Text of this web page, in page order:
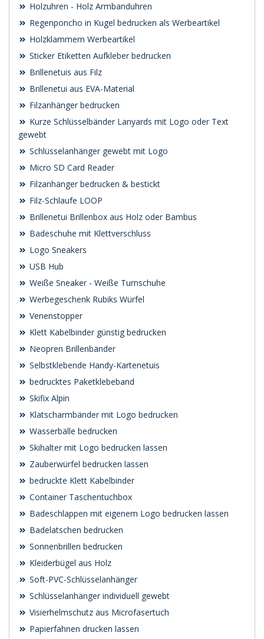
Holzuhren - Holz Armbanduhren
Regenponcho in Kugel bedrucken als Werbeartikel
Holzklammern Werbeartikel
Sticker Etiketten Aufkleber bedrucken
Brillenetuis aus Filz
Brillenetui aus EVA-Material
Filzanhänger bedrucken
Kurze Schlüsselbänder Lanyards mit Logo oder Text
gewebt
Schlüsselanhänger gewebt mit Logo
Micro SD Card Reader
Filzanhänger bedrucken & bestickt
Filz-Schlaufe LOOP
Brillenetui Brillenbox aus Holz oder Bambus
Badeschuhe mit Klettverschluss
Logo Sneakers
USB Hub
Weiße Sneaker - Weiße Turnschuhe
Werbegeschenk Rubiks Würfel
Venenstopper
Klett Kabelbinder günstig bedrucken
Neopren Brillenbänder
Selbstklebende Handy-Kartenetuis
bedrucktes Paketklebeband
Skifix Alpin
Klatscharmbänder mit Logo bedrucken
Wasserbälle bedrucken
Skihalter mit Logo bedrucken lassen
Zauberwürfel bedrucken lassen
bedruckte Klett Kabelbinder
Container Taschentuchbox
Badeschlappen mit eigenem Logo bedrucken lassen
Badelatschen bedrucken
Sonnenbrillen bedrucken
Kleiderbügel aus Holz
Soft-PVC-Schlüsselanhänger
Schlüsselanhänger individuell gewebt
Visierhelmschutz aus Microfasertuch
Papierfahnen drucken lassen